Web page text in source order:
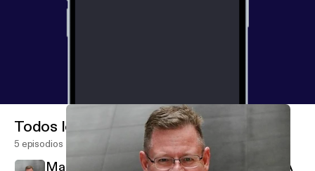
Todos los episodios
5 episodios
Makala Doulos Testimony: Apologetics As A